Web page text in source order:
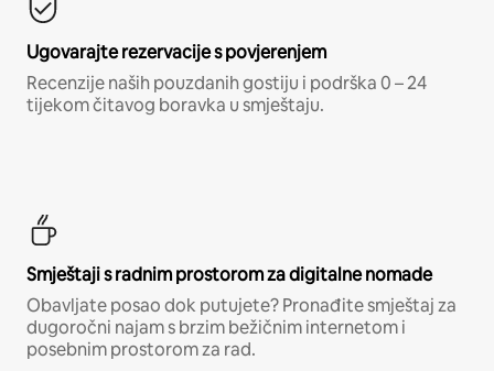
Ugovarajte rezervacije s povjerenjem
Recenzije naših pouzdanih gostiju i podrška 0 – 24
tijekom čitavog boravka u smještaju.
Smještaji s radnim prostorom za digitalne nomade
Obavljate posao dok putujete? Pronađite smještaj za
dugoročni najam s brzim bežičnim internetom i
posebnim prostorom za rad.